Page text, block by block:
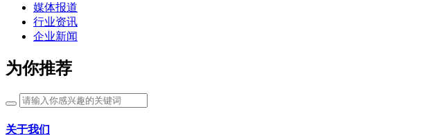
媒体报道
行业资讯
企业新闻
为你推荐
关于我们